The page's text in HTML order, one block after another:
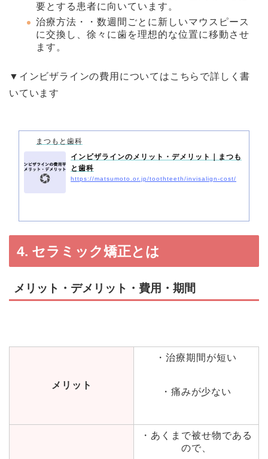
要とする患者に向いています。
治療方法・・数週間ごとに新しいマウスピース
に交換し、徐々に歯を理想的な位置に移動させ
ます。
▼インビザラインの費用についてはこちらで詳しく書
いています
まつもと歯科
インビザラインのメリット・デメリット｜まつも
と歯科
https://matsumoto.or.jp/toothteeth/invisalign-cost/
4. セラミック矯正とは
メリット・デメリット・費用・期間
メリット
・治療期間が短い
・痛みが少ない
・あくまで被せ物である
ので、